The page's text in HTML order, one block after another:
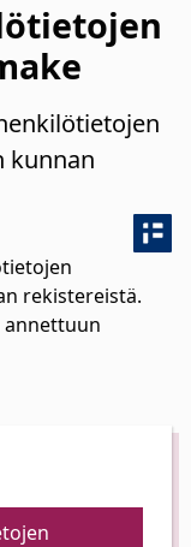
kunnan
rekistereistä.
annettuun